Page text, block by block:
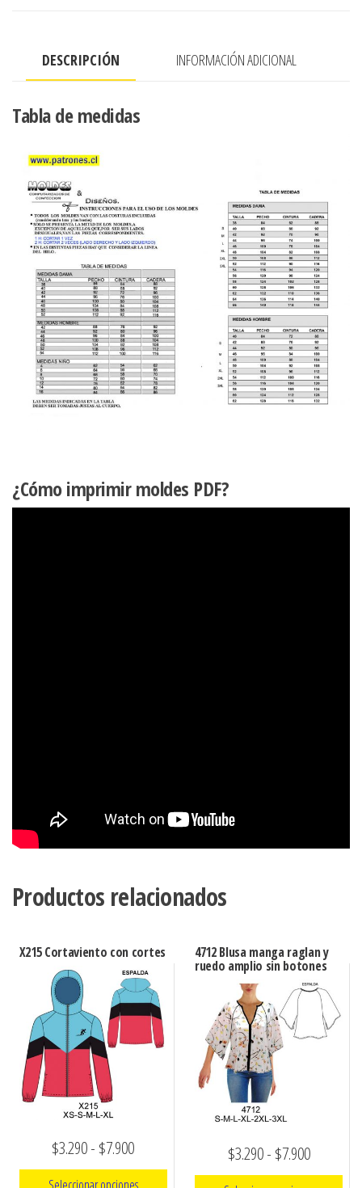
DESCRIPCIÓN INFORMACIÓN ADICIONAL
Tabla de medidas
¿Cómo imprimir moldes PDF?
Productos relacionados
X215 Cortaviento con cortes
$3.290- $7.900Rango
de
4712 Blusa manga raglan y
ruedo amplio sin botones
$3.290- $7.900Rango
de